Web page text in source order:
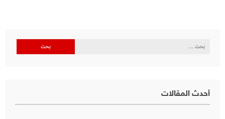
البحث
أحدث المقالات